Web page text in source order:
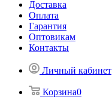
Доставка
Оплата
Гарантия
Оптовикам
Контакты
Личный кабинет
Корзина0